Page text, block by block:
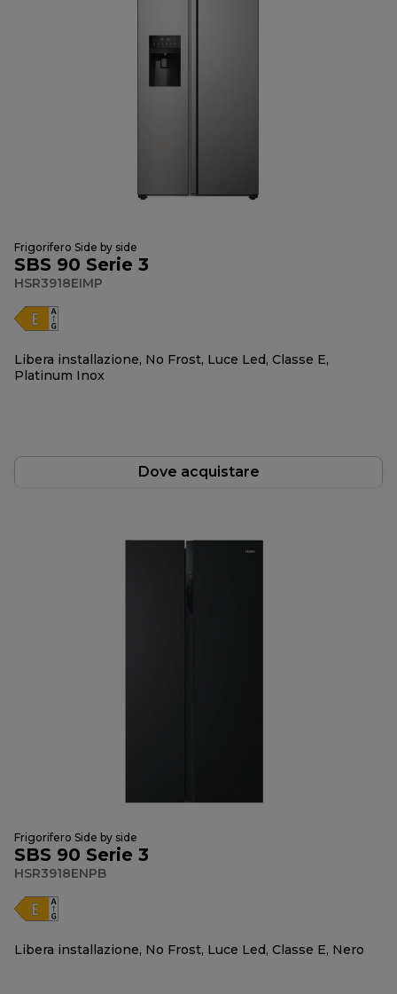
Frigorifero Side by side
SBS 90 Serie 3
HSR3918EIMP
Libera installazione, No Frost, Luce Led, Classe E,
Platinum Inox
Dove acquistare
Frigorifero Side by side
SBS 90 Serie 3
HSR3918ENPB
Libera installazione, No Frost, Luce Led, Classe E, Nero